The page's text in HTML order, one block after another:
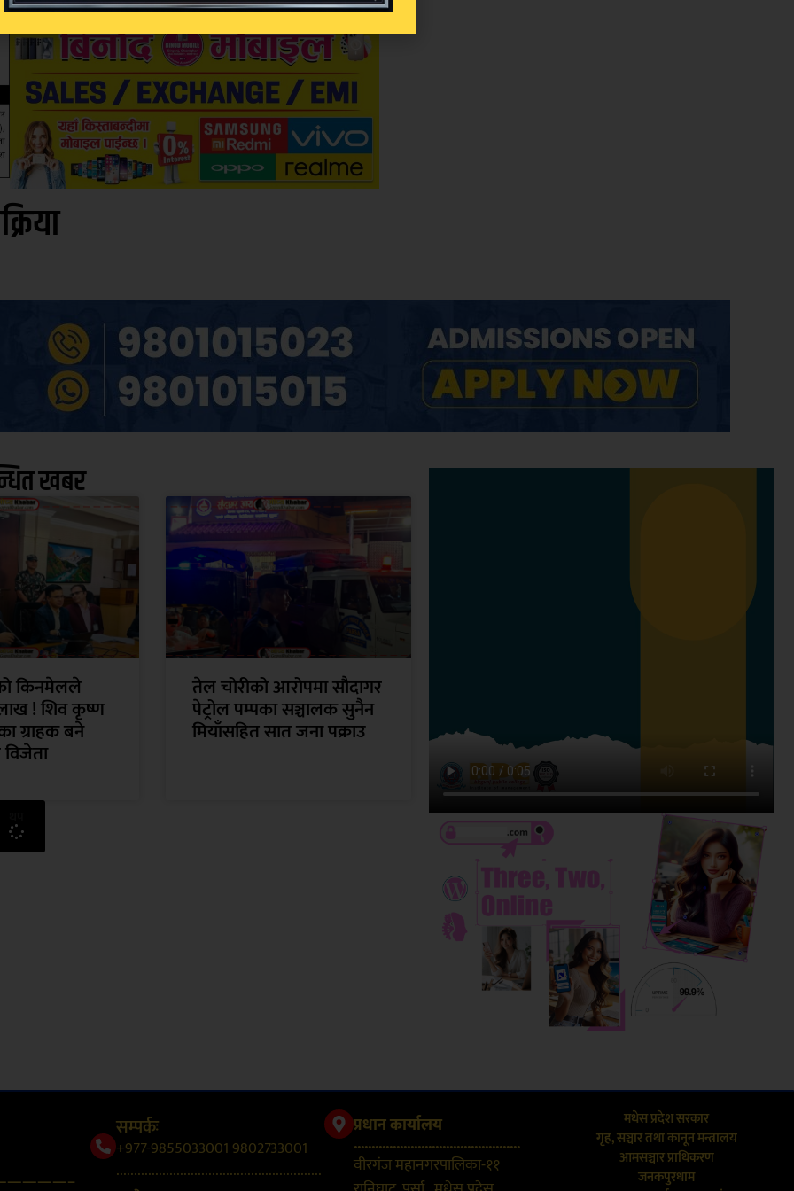
खबर
किनमेलले
! शिव कृष्ण
ग्राहक बने
तेल चोरीको आरोपमा सौदागर
पेट्रोल पम्पका सञ्चालक सुनैन
मियाँसहित सात जना पक्राउ
सम्पर्कः
+977-9855033001 9802733001
..........................................................
प्रधान कार्यालय
...............................................
वीरगंज महानगरपालिका-११
मधेस प्रदेश सरकार
गृह, सञ्चार तथा कानून मन्त्रालय
आमसञ्चार प्राधिकरण
जनकपुरधाम